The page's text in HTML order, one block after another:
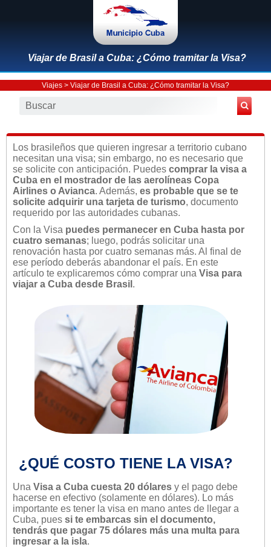
Viajar de Brasil a Cuba: ¿Cómo tramitar la Visa?
Viajes > Viajar de Brasil a Cuba: ¿Cómo tramitar la Visa?
Los brasileños que quieren ingresar a territorio cubano
necesitan una visa; sin embargo, no es necesario que
se solicite con anticipación. Puedes comprar la visa a
Cuba en el mostrador de las aerolíneas Copa
Airlines o Avianca. Además, es probable que se te
solicite adquirir una tarjeta de turismo, documento
requerido por las autoridades cubanas.
Con la Visa puedes permanecer en Cuba hasta por
cuatro semanas; luego, podrás solicitar una
renovación hasta por cuatro semanas más. Al final de
ese período deberás abandonar el país. En este
artículo te explicaremos cómo comprar una Visa para
viajar a Cuba desde Brasil .
¿QUÉ COSTO TIENE LA VISA?
Una Visa a Cuba cuesta 20 dólares y el pago debe
hacerse en efectivo (solamente en dólares). Lo más
importante es tener la visa en mano antes de llegar a
Cuba, pues si te embarcas sin el documento,
tendrás que pagar 75 dólares más una multa para
ingresar a la isla.